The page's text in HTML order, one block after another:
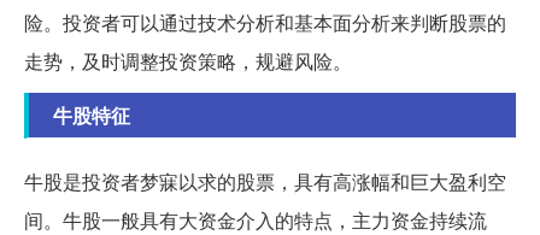
险。投资者可以通过技术分析和基本面分析来判断股票的
走势，及时调整投资策略，规避风险。
牛股特征
牛股是投资者梦寐以求的股票，具有高涨幅和巨大盈利空
间。牛股一般具有大资金介入的特点，主力资金持续流